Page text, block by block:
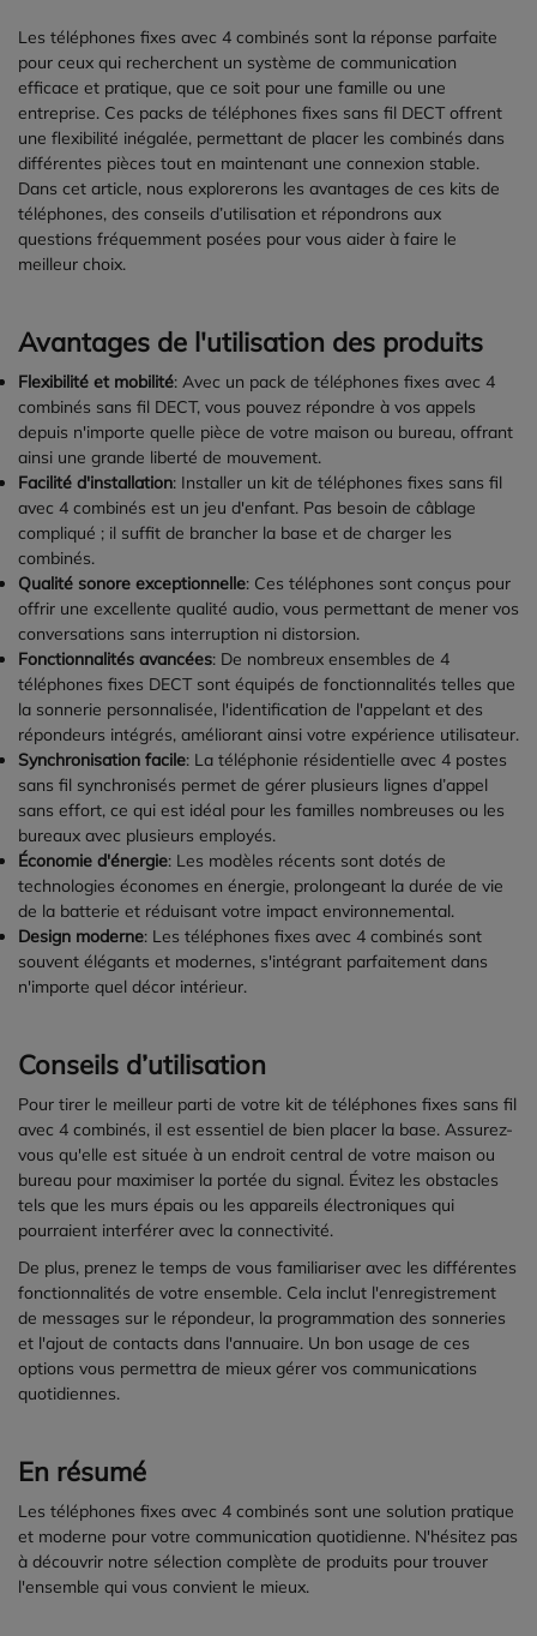
Les téléphones fixes avec 4 combinés sont la réponse parfaite
pour ceux qui recherchent un système de communication
efficace et pratique, que ce soit pour une famille ou une
entreprise. Ces packs de téléphones fixes sans fil DECT offrent
une flexibilité inégalée, permettant de placer les combinés dans
différentes pièces tout en maintenant une connexion stable.
Dans cet article, nous explorerons les avantages de ces kits de
téléphones, des conseils d’utilisation et répondrons aux
questions fréquemment posées pour vous aider à faire le
meilleur choix.
Avantages de l'utilisation des produits
Flexibilité et mobilité: Avec un pack de téléphones fixes avec 4
combinés sans fil DECT, vous pouvez répondre à vos appels
depuis n'importe quelle pièce de votre maison ou bureau, offrant
ainsi une grande liberté de mouvement.
Facilité d'installation: Installer un kit de téléphones fixes sans fil
avec 4 combinés est un jeu d'enfant. Pas besoin de câblage
compliqué ; il suffit de brancher la base et de charger les
combinés.
Qualité sonore exceptionnelle: Ces téléphones sont conçus pour
offrir une excellente qualité audio, vous permettant de mener vos
conversations sans interruption ni distorsion.
Fonctionnalités avancées: De nombreux ensembles de 4
téléphones fixes DECT sont équipés de fonctionnalités telles que
la sonnerie personnalisée, l'identification de l'appelant et des
répondeurs intégrés, améliorant ainsi votre expérience utilisateur.
Synchronisation facile: La téléphonie résidentielle avec 4 postes
sans fil synchronisés permet de gérer plusieurs lignes d’appel
sans effort, ce qui est idéal pour les familles nombreuses ou les
bureaux avec plusieurs employés.
Économie d'énergie: Les modèles récents sont dotés de
technologies économes en énergie, prolongeant la durée de vie
de la batterie et réduisant votre impact environnemental.
Design moderne: Les téléphones fixes avec 4 combinés sont
souvent élégants et modernes, s'intégrant parfaitement dans
n'importe quel décor intérieur.
Conseils d’utilisation
Pour tirer le meilleur parti de votre kit de téléphones fixes sans fil
avec 4 combinés, il est essentiel de bien placer la base. Assurez-
vous qu'elle est située à un endroit central de votre maison ou
bureau pour maximiser la portée du signal. Évitez les obstacles
tels que les murs épais ou les appareils électroniques qui
pourraient interférer avec la connectivité.
De plus, prenez le temps de vous familiariser avec les différentes
fonctionnalités de votre ensemble. Cela inclut l'enregistrement
de messages sur le répondeur, la programmation des sonneries
et l'ajout de contacts dans l'annuaire. Un bon usage de ces
options vous permettra de mieux gérer vos communications
quotidiennes.
En résumé
Les téléphones fixes avec 4 combinés sont une solution pratique
et moderne pour votre communication quotidienne. N'hésitez pas
à découvrir notre sélection complète de produits pour trouver
l'ensemble qui vous convient le mieux.